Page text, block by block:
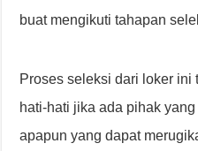
buat mengikuti tahapan
Proses seleksi dari loker ini
hati-hati jika ada pihak
apapun yang dapat